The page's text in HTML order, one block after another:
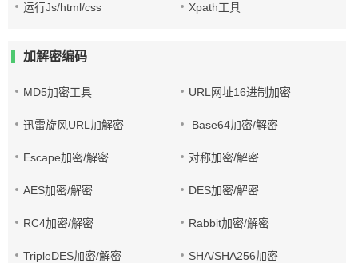
运行Js/html/css Xpath工具
加解密编码
MD5加密工具 URL网址16进制加密
迅雷旋风URL加解密 Base64加密/解密
Escape加密/解密 对称加密/解密
AES加密/解密 DES加密/解密
RC4加密/解密 Rabbit加密/解密
TripleDES加密/解密 SHA/SHA256加密